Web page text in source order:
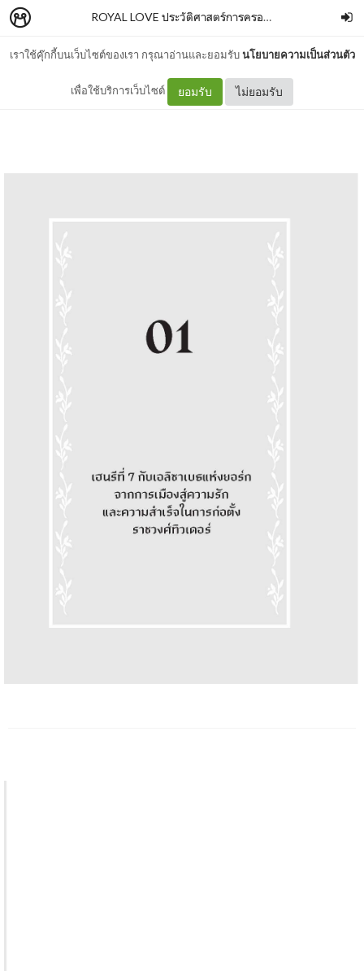
เราใช้คุ๊กกี้บนเว็บไซต์ของเรา กรุณาอ่านและยอมรับนโยบายความเป็นส่วนตัว
เพื่อใช้บริการเว็บไซต์ ยอมรับ ไม่ยอมรับ
ROYAL LOVE ประวัติศาสตร์การครองรัก
01